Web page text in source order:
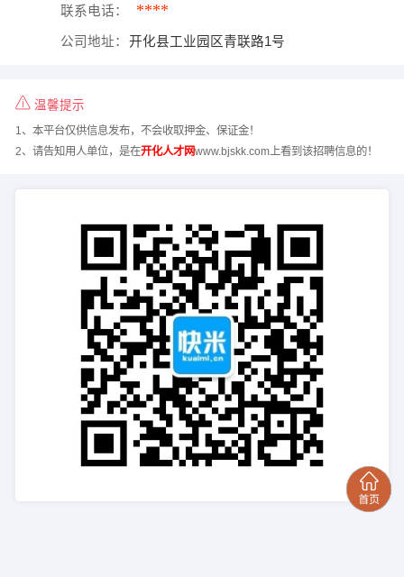
联系电话： ****
公司地址： 开化县工业园区青联路1号
温馨提示
1、本平台仅供信息发布，不会收取押金、保证金！
2、请告知用人单位，是在开化人才网www.bjskk.com上看到该招聘信息的！